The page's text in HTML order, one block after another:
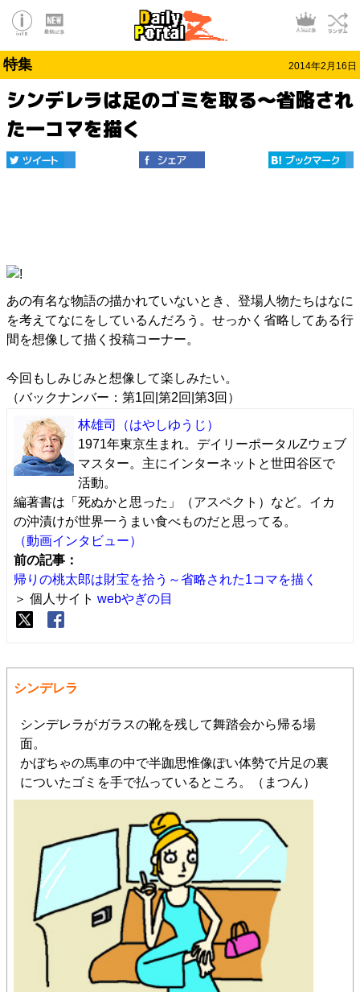
特集 2014年2月16日
シンデレラは足のゴミを取る～省略され
た一コマを描く
あの有名な物語の描かれていないとき、登場人物たちはなに
を考えてなにをしているんだろう。せっかく省略してある行
間を想像して描く投稿コーナー。
今回もしみじみと想像して楽しみたい。
（バックナンバー： 第1回 第2回 第3回 ）
林雄司
（はやしゆうじ）
1971年東京生まれ。デイリーポータルZウェブ
マスター。主にインターネットと世田谷区で
活動。
編著書は「死ぬかと思った」（アスペクト）など。イカ
の沖漬けが世界一うまい食べものだと思ってる。
（動画インタビュー）
前の記事：
帰りの桃太郎は財宝を拾う～省略された1コマを描く
＞ 個人サイト webやぎの目
シンデレラ
シンデレラがガラスの靴を残して舞踏会から帰る場
面。
かぼちゃの馬車の中で半跏思惟像ぽい体勢で片足の裏
についたゴミを手で払っているところ。（まつん）